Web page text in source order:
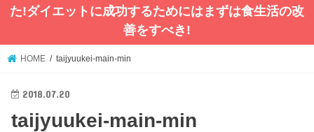
た!ダイエットに成功するためにはまずは食生活の改
善をすべき!
HOME taijyuukei-main-min
2018.07.20
taijyuukei-main-min